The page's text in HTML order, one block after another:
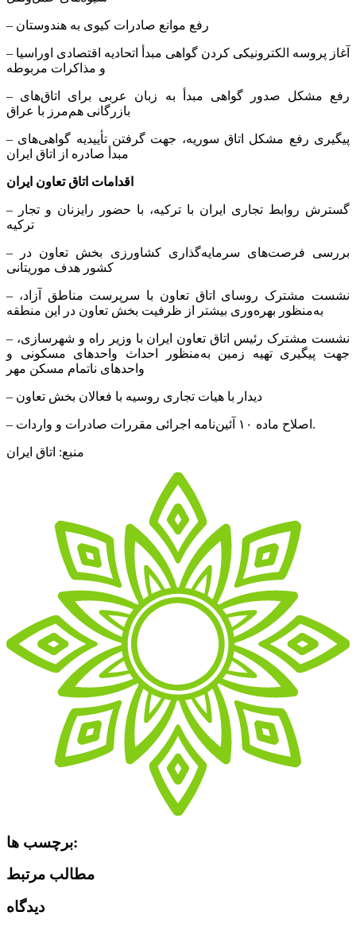
– رفع موانع صادرات کیوی به هندوستان
– آغاز پروسه الکترونیکی کردن گواهی مبدأ اتحادیه اقتصادی اوراسیا
و مذاکرات مربوطه
– رفع مشکل صدور گواهی مبدأ به زبان عربی برای اتاق‌های
بازرگانی هم‌مرز با عراق
– پیگیری رفع مشکل اتاق سوریه، جهت گرفتن تأییدیه گواهی‌های
مبدأ صادره از اتاق ایران
اقدامات اتاق تعاون ایران
– گسترش روابط تجاری ایران با ترکیه، با حضور رایزنان و تجار
ترکیه
– بررسی فرصت‌های سرمایه‌گذاری کشاورزی بخش تعاون در
کشور هدف موریتانی
– نشست مشترک روسای اتاق تعاون با سرپرست مناطق آزاد،
به‌منظور بهره‌وری بیشتر از ظرفیت بخش تعاون در این منطقه
– نشست مشترک رئیس اتاق تعاون ایران با وزیر راه و شهرسازی،
جهت پیگیری تهیه زمین به‌منظور احداث واحدهای مسکونی و
واحدهای ناتمام مسکن مهر
– دیدار با هیات تجاری روسیه با فعالان بخش تعاون
– اصلاح ماده ۱۰ آئین‌نامه اجرائی مقررات صادرات و واردات.
منبع: اتاق ایران
برچسب ها:
مطالب مرتبط
دیدگاه